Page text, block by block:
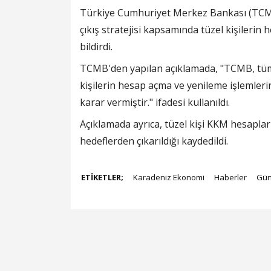
Türkiye Cumhuriyet Merkez Bankası
çıkış stratejisi kapsamında tüzel kişilerin
bildirdi.
TCMB'den yapılan açıklamada, "TCMB,
kişilerin hesap açma ve yenileme
karar vermiştir." ifadesi kullanıldı.
Açıklamada ayrıca, tüzel kişi KKM
hedeflerden çıkarıldığı kaydedildi.
ETİKETLER; Karadeniz Ekonomi Haberler